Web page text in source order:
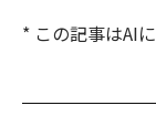
* この記事はAI